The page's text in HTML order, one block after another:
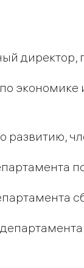
директор,
экономике
развитию,